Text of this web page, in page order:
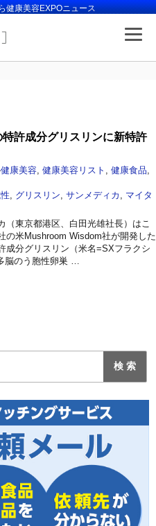
健康美容EXPOニュース
許成分グリスリンに新特許
健康美容 健康美容リスト 健康食品
グリスリン サンメディカ
マイタ
（東京都港区、白田光雄社長）はこ
の米Mushroom Wisdom社が開発した
成分グリスリン（米名=SXフラクシ
脳のう胞性卵巣 …